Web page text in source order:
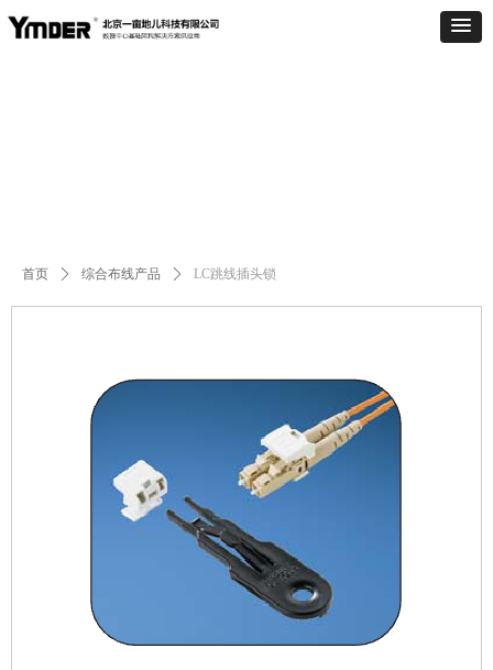
首页 ꄲ 综合布线产品 ꄲ LC跳线插头锁